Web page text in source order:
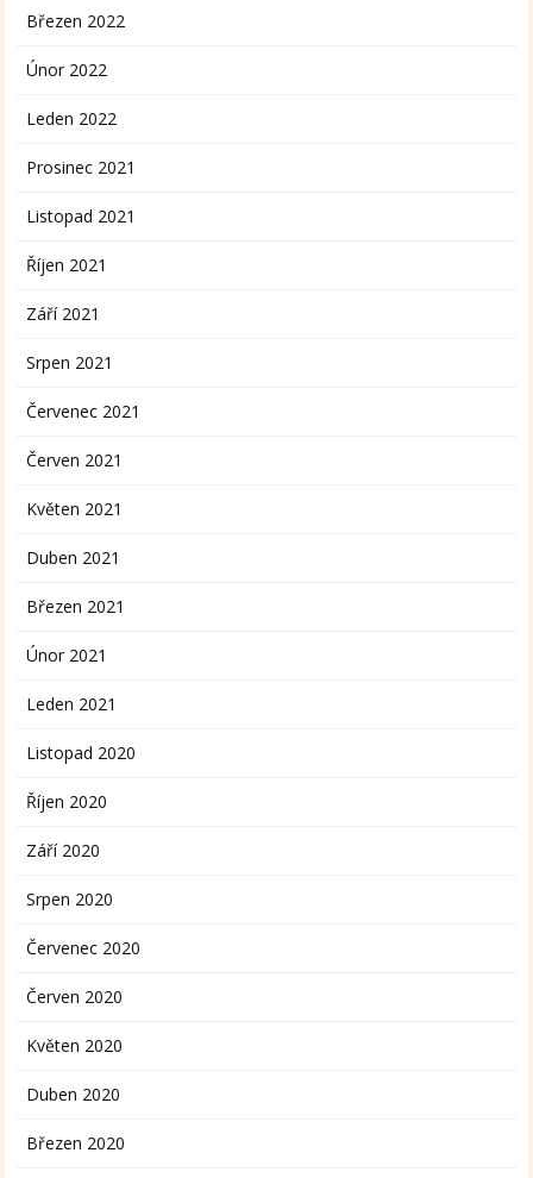
Březen 2022
Únor 2022
Leden 2022
Prosinec 2021
Listopad 2021
Říjen 2021
Září 2021
Srpen 2021
Červenec 2021
Červen 2021
Květen 2021
Duben 2021
Březen 2021
Únor 2021
Leden 2021
Listopad 2020
Říjen 2020
Září 2020
Srpen 2020
Červenec 2020
Červen 2020
Květen 2020
Duben 2020
Březen 2020